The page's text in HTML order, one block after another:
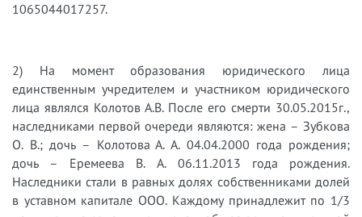
1065044017257.
2)​ На момент образования юридического лица
единственным учредителем и участником юридического
лица являлся Колотов А.В. После его смерти 30.05.2015г.,
наследниками первой очереди являются: жена – Зубкова
О. В.; дочь – Колотова А. А. 04.04.2000 года рождения;
дочь – Еремеева В. А. 06.11.2013 года рождения.
Наследники стали в равных долях собственниками долей
в уставном капитале ООО. Каждому принадлежит по 1/3